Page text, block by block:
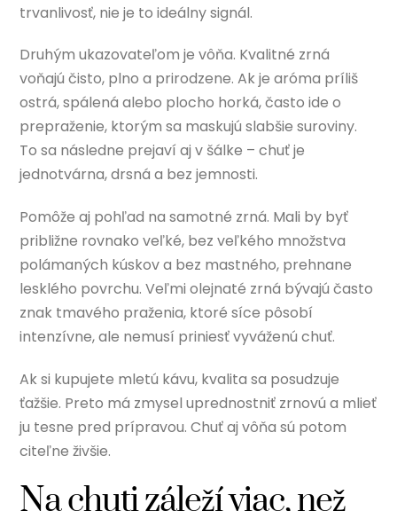
trvanlivosť, nie je to ideálny signál.
Druhým ukazovateľom je vôňa. Kvalitné zrná
voňajú čisto, plno a prirodzene. Ak je aróma príliš
ostrá, spálená alebo plocho horká, často ide o
prepraženie, ktorým sa maskujú slabšie suroviny.
To sa následne prejaví aj v šálke – chuť je
jednotvárna, drsná a bez jemnosti.
Pomôže aj pohľad na samotné zrná. Mali by byť
približne rovnako veľké, bez veľkého množstva
polámaných kúskov a bez mastného, prehnane
lesklého povrchu. Veľmi olejnaté zrná bývajú často
znak tmavého praženia, ktoré síce pôsobí
intenzívne, ale nemusí priniesť vyváženú chuť.
Ak si kupujete mletú kávu, kvalita sa posudzuje
ťažšie. Preto má zmysel uprednostniť zrnovú a mlieť
ju tesne pred prípravou. Chuť aj vôňa sú potom
citeľne živšie.
Na chuti záleží viac, než